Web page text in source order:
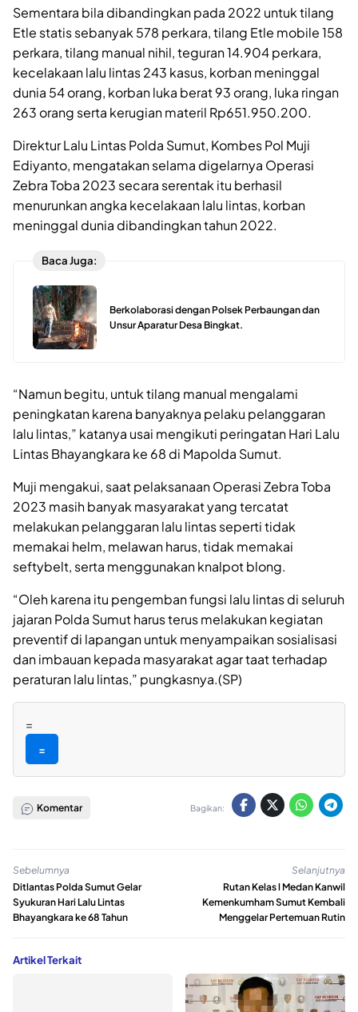
Sementara bila dibandingkan pada 2022 untuk tilang
Etle statis sebanyak 578 perkara, tilang Etle mobile 158
perkara, tilang manual nihil, teguran 14.904 perkara,
kecelakaan lalu lintas 243 kasus, korban meninggal
dunia 54 orang, korban luka berat 93 orang, luka ringan
263 orang serta kerugian materil Rp651.950.200.
Direktur Lalu Lintas Polda Sumut, Kombes Pol Muji
Ediyanto, mengatakan selama digelarnya Operasi
Zebra Toba 2023 secara serentak itu berhasil
menurunkan angka kecelakaan lalu lintas, korban
meninggal dunia dibandingkan tahun 2022.
Baca Juga:
Berkolaborasi dengan Polsek Perbaungan dan
Unsur Aparatur Desa Bingkat.
“Namun begitu, untuk tilang manual mengalami
peningkatan karena banyaknya pelaku pelanggaran
lalu lintas,” katanya usai mengikuti peringatan Hari Lalu
Lintas Bhayangkara ke 68 di Mapolda Sumut.
Muji mengakui, saat pelaksanaan Operasi Zebra Toba
2023 masih banyak masyarakat yang tercatat
melakukan pelanggaran lalu lintas seperti tidak
memakai helm, melawan harus, tidak memakai
seftybelt, serta menggunakan knalpot blong.
“Oleh karena itu pengemban fungsi lalu lintas di seluruh
jajaran Polda Sumut harus terus melakukan kegiatan
preventif di lapangan untuk menyampaikan sosialisasi
dan imbauan kepada masyarakat agar taat terhadap
peraturan lalu lintas,” pungkasnya.(SP)
=
=
Komentar Bagikan:
Sebelumnya
Ditlantas Polda Sumut Gelar
Syukuran Hari Lalu Lintas
Bhayangkara ke 68 Tahun
Selanjutnya
Rutan Kelas l Medan Kanwil
Kemenkumham Sumut Kembali
Menggelar Pertemuan Rutin
Artikel Terkait